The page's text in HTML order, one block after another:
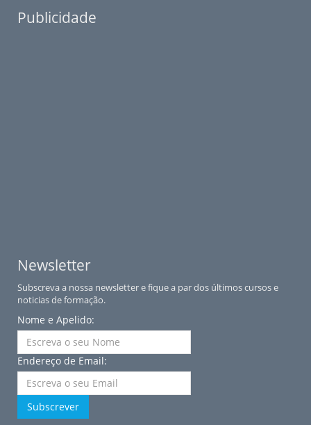
Publicidade
Newsletter
Subscreva a nossa newsletter e fique a par dos últimos cursos e
noticias de formação.
Nome e Apelido:
Endereço de Email:
Subscrever